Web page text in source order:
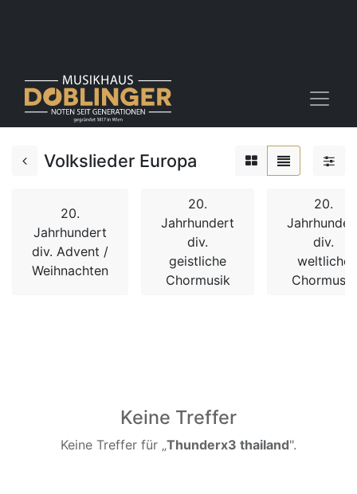
Volkslieder Europa
20.
Jahrhundert
div. Advent /
Weihnachten
20.
Jahrhundert
div.
geistliche
Chormusik
20.
div.
weltliche
Chormusik
Keine Treffer
Keine Treffer für „Thunderx3 thailand".